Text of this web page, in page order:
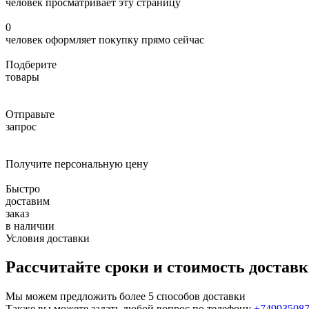
0
человек оформляет покупку прямо сейчас
Подберите
товары
Отправьте
запрос
Получите персональную цену
Быстро
доставим
заказ
в наличии
Условия доставки
Рассчитайте сроки и стоимость
Мы можем предложить более 5 способов доставки